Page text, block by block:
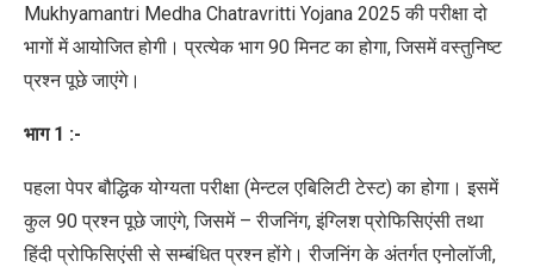
Mukhyamantri Medha Chatravritti Yojana 2025की परीक्षा दो
भागों में आयोजित होगी। प्रत्येक भाग 90 मिनट का होगा,जिसमें वस्तुनिष्ट
प्रश्न पूछे जाएंगे।
भाग 1 :-
पहला पेपर बौद्धिक योग्यता परीक्षा (मेन्टल एबिलिटी टेस्ट) का होगा। इसमें
कुल 90 प्रश्न पूछे जाएंगे,जिसमें – रीजनिंग,इंग्लिश प्रोफिसिएंसी तथा
हिंदी प्रोफिसिएंसी से सम्बंधित प्रश्न होंगे। रीजनिंग के अंतर्गत एनोलॉजी,